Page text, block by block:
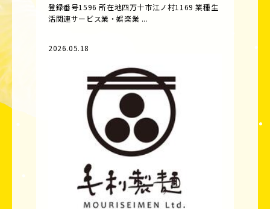
登録番号1596 所在地四万十市江ノ村1169 業種生
活関連サービス業・娯楽業 ...
2026.05.18